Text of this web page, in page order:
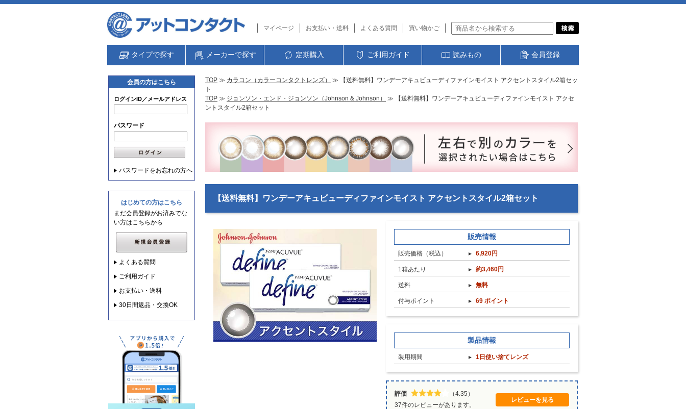
マイページ お支払い・送料 よくある質問 買い物かご
タイプで探す メーカーで探す 定期購入 ご利用ガイド 読みもの 会員登録
会員の方はこちら
ログインID／メールアドレス
パスワード
パスワードをお忘れの方へ
はじめての方はこちら
まだ会員登録がお済みでな
い方はこちらから
よくある質問
ご利用ガイド
お支払い・送料
30日間返品・交換OK
TOP ≫ カラコン（カラーコンタクトレンズ）
≫ 【送料無料】ワンデーアキュビューディファインモイスト アクセントスタイル2箱セッ
ト
TOP ≫ ジョンソン・エンド・ジョンソン（Johnson & Johnson）
≫ 【送料無料】ワンデーアキュビューディファインモイスト アクセ
ントスタイル2箱セット
【送料無料】ワンデーアキュビューディファインモイスト アクセントスタイル2箱セット
販売情報
販売価格（税込） 6,920円
1箱あたり 約3,460円
送料 無料
付与ポイント 69 ポイント
製品情報
装用期間 1日使い捨てレンズ
評価
（4.35）
37件のレビューがあります。
レビューを見る